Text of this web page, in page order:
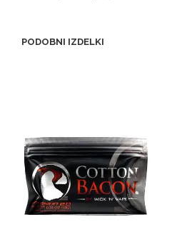
PODOBNI IZDELKI